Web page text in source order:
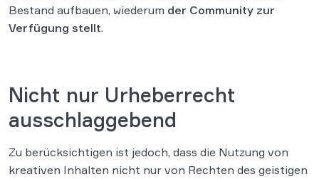
Bestand aufbauen, wiederum der Community zur
Verfügung stellt.
Nicht nur Urheberrecht
ausschlaggebend
Zu berücksichtigen ist jedoch, dass die Nutzung von
kreativen Inhalten nicht nur von Rechten des geistigen